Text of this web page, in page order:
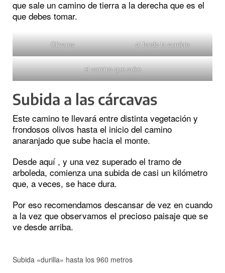
que sale un camino de tierra a la derecha que es el
que debes tomar.
Olivares al fondo la cumbre
el camino que sube
Subida a las cárcavas
Este camino te llevará entre distinta vegetación y
frondosos olivos hasta el inicio del camino
anaranjado que sube hacia el monte.
Desde aquí , y una vez superado el tramo de
arboleda, comienza una subida de casi un kilómetro
que, a veces, se hace dura.
Por eso recomendamos descansar de vez en cuando
a la vez que observamos el precioso paisaje que se
ve desde arriba.
Subida «durilla» hasta los 960 metros